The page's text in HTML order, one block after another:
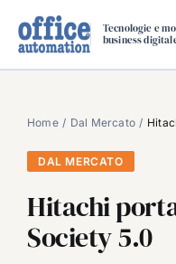
Tecnologie e
business
SPECIAL PAPER
TAVOLE ROTONDE DI
CARRIERE
VIDEO
Home Dal Mercato
DAL MERCATO
Hitachi
Society 5.0